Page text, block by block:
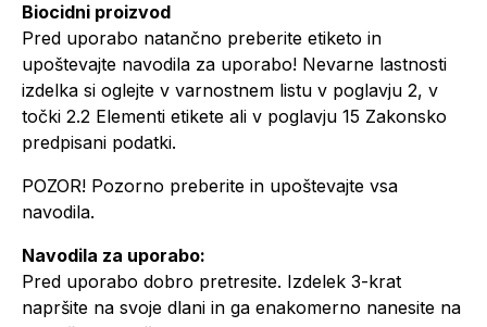
Biocidni proizvod
Pred uporabo natančno preberite etiketo in
upoštevajte navodila za uporabo! Nevarne lastnosti
izdelka si oglejte v varnostnem listu v poglavju 2, v
točki 2.2 Elementi etikete ali v poglavju 15 Zakonsko
predpisani podatki.
POZOR! Pozorno preberite in upoštevajte vsa
navodila.
Navodila za uporabo:
Pred uporabo dobro pretresite. Izdelek 3-krat
napršite na svoje dlani in ga enakomerno nanesite na